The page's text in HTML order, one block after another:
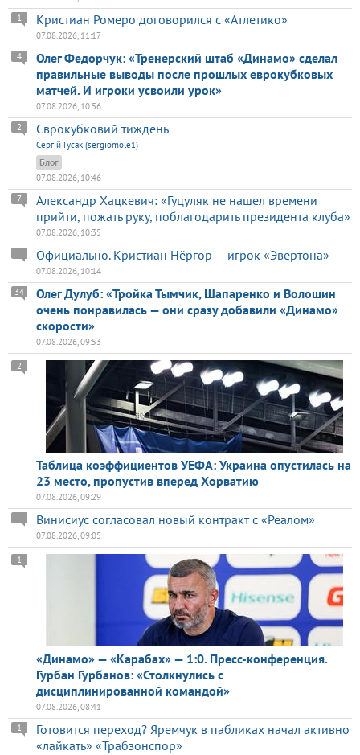
Кристиан Ромеро договорился с «Атлетико»
1
07.08.2026, 11:17
Олег Федорчук: «Тренерский штаб «Динамо» сделал
правильные выводы после прошлых еврокубковых
матчей. И игроки усвоили урок»
4
07.08.2026, 10:56
Єврокубковий тиждень
2
Сергій Гусак (sergiomole1)
Блог
07.08.2026, 10:46
Александр Хацкевич: «Гуцуляк не нашел времени
прийти, пожать руку, поблагодарить президента клуба»
7
07.08.2026, 10:35
Официально. Кристиан Нёргор — игрок «Эвертона»
07.08.2026, 10:14
Олег Дулуб: «Тройка Тымчик, Шапаренко и Волошин
очень понравилась — они сразу добавили «Динамо»
скорости»
34
07.08.2026, 09:53
Таблица коэффициентов УЕФА: Украина опустилась на
23 место, пропустив вперед Хорватию
2
07.08.2026, 09:29
Винисиус согласовал новый контракт с «Реалом»
07.08.2026, 09:05
«Динамо» — «Карабах» — 1:0. Пресс-конференция.
Гурбан Гурбанов: «Столкнулись с
дисциплинированной командой»
1
07.08.2026, 08:41
Готовится переход? Яремчук в пабликах начал активно
«лайкать» «Трабзонспор»
1